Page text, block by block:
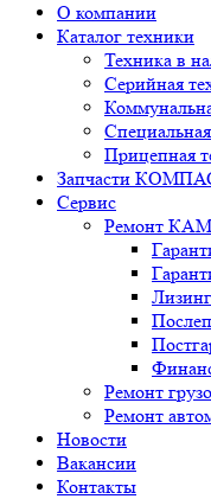
О компании
Каталог техники
Техника в
Серийная
Прицепная
Запчасти
Сервис
Ремонт
Ремонт
Ремонт
Новости
Вакансии
Контакты